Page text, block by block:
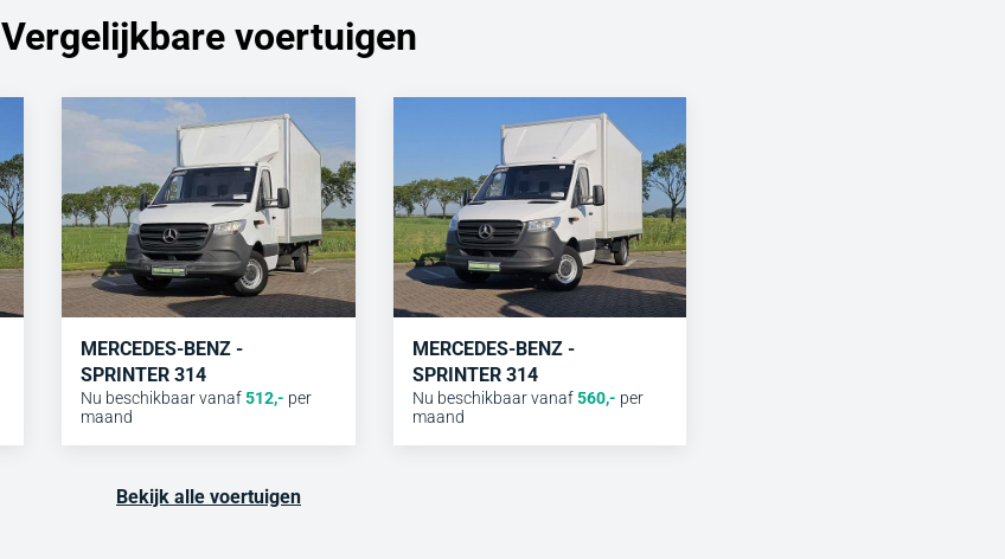
Vergelijkbare voertuigen
MERCEDES-BENZ -
SPRINTER 314
Nu beschikbaar vanaf 512,- per
maand
MERCEDES-BENZ -
SPRINTER 314
Nu beschikbaar vanaf 560,- per
maand
Bekijk alle voertuigen